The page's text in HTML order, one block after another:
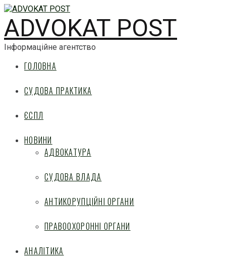
ADVOKAT POST
Інформаційне агентство
ГОЛОВНА
СУДОВА ПРАКТИКА
ЄСПЛ
НОВИНИ
АДВОКАТУРА
СУДОВА ВЛАДА
АНТИКОРУПЦІЙНІ ОРГАНИ
ПРАВООХОРОННІ ОРГАНИ
АНАЛІТИКА